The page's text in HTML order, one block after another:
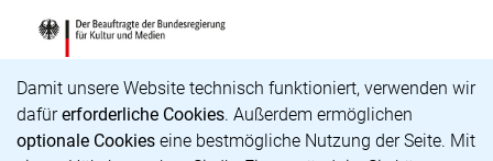
Damit unsere Website technisch funktioniert, verwenden wir
dafürerforderliche Cookies. Außerdem ermöglichen
optionale Cookies eine bestmögliche Nutzung der Seite. Mit
Karriere